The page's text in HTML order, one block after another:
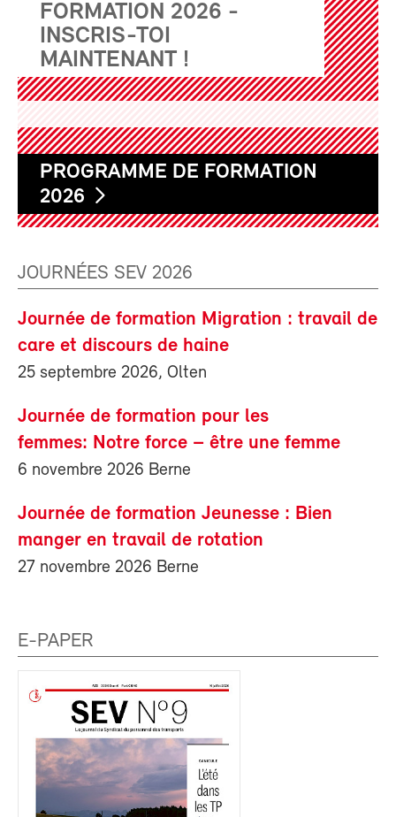
FORMATION 2026 -
INSCRIS-TOI
MAINTENANT !
PROGRAMME DE FORMATION
2026
JOURNÉES SEV 2026
Journée de formation Migration : travail de
care et discours de haine
25 septembre 2026, Olten
Journée de formation pour les
femmes: Notre force – être une femme
6 novembre 2026 Berne
Journée de formation Jeunesse : Bien
manger en travail de rotation
27 novembre 2026 Berne
E-PAPER